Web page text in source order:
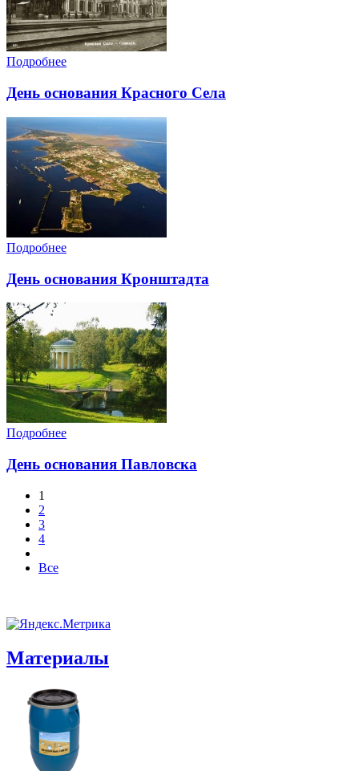
Подробнее
День основания Красного Села
Подробнее
День основания Кронштадта
Подробнее
День основания Павловска
1
2
3
4
Все
Материалы